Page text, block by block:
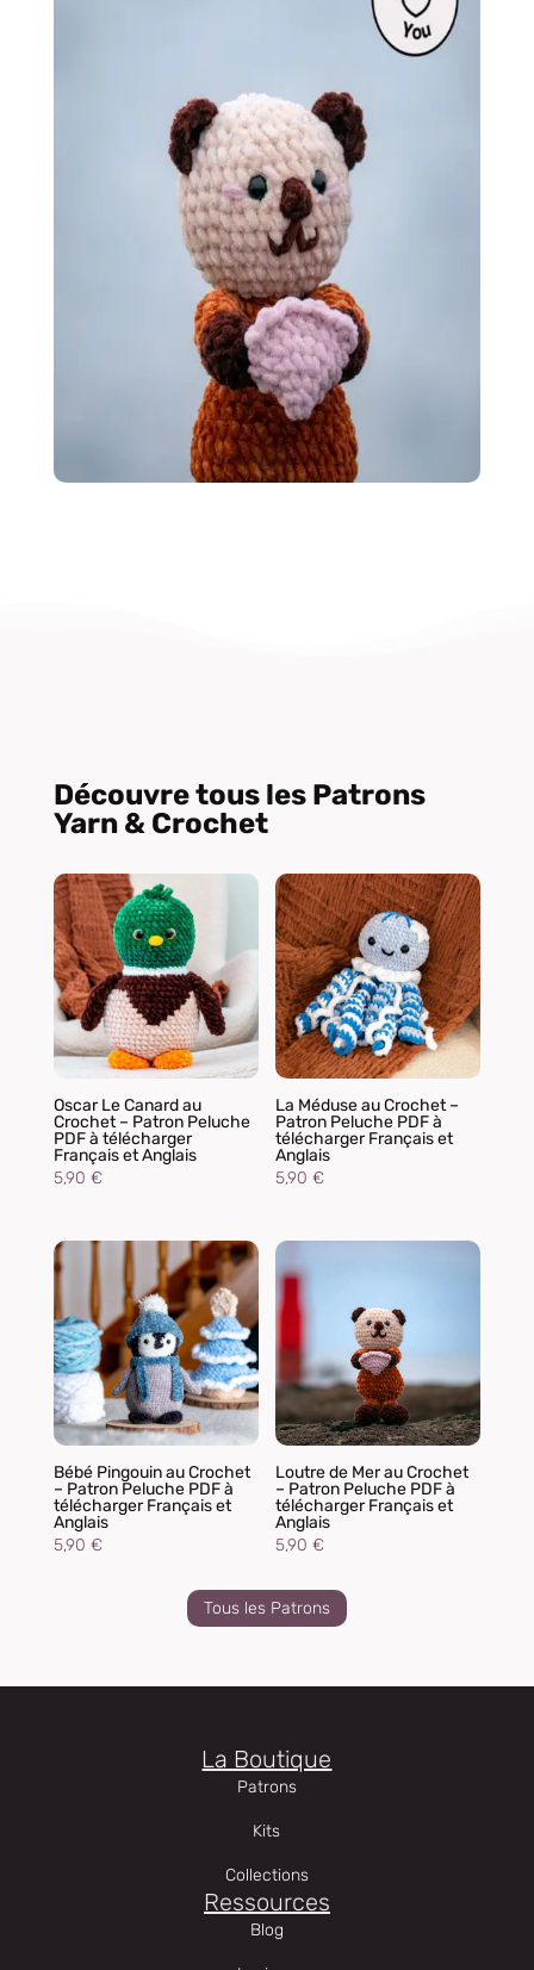
Découvre tous les Patrons
Yarn & Crochet
Oscar Le Canard au
Crochet – Patron Peluche
PDF à télécharger
Français et Anglais
5,90 €
La Méduse au Crochet –
Patron Peluche PDF à
télécharger Français et
Anglais
5,90€
Bébé Pingouin au Crochet
– Patron Peluche PDF à
télécharger Français et
Anglais
5,90 €
Loutre de Mer au Crochet
– Patron Peluche PDF à
télécharger Français et
Anglais
5,90€
Tous les Patrons
La Boutique
Patrons
Kits
Collections
Ressources
Blog